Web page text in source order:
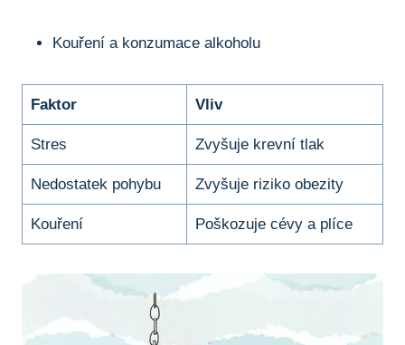
Kouření a konzumace alkoholu
Faktor Vliv
Stres Zvyšuje krevní tlak
Nedostatek pohybu Zvyšuje riziko obezity
Kouření Poškozuje cévy a plíce